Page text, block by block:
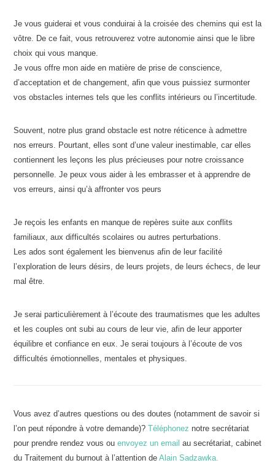
Je vous guiderai et vous conduirai à la croisée des chemins qui est la
vôtre. De ce fait, vous retrouverez votre autonomie ainsi que le libre
choix qui vous manque.
Je vous offre mon aide en matière de prise de conscience,
d’acceptation et de changement, afin que vous puissiez surmonter
vos obstacles internes tels que les conflits intérieurs ou l’incertitude.
Souvent, notre plus grand obstacle est notre réticence à admettre
nos erreurs. Pourtant, elles sont d’une valeur inestimable, car elles
contiennent les leçons les plus précieuses pour notre croissance
personnelle. Je peux vous aider à les embrasser et à apprendre de
vos erreurs, ainsi qu’à affronter vos peurs
Je reçois les enfants en manque de repères suite aux conflits
familiaux, aux difficultés scolaires ou autres perturbations.
Les ados sont également les bienvenus afin de leur facilité
l’exploration de leurs désirs, de leurs projets, de leurs échecs, de leur
mal être.
Je serai particulièrement à l’écoute des traumatismes que les adultes
et les couples ont subi au cours de leur vie, afin de leur apporter
équilibre et confiance en eux. Je serai toujours à l’écoute de vos
difficultés émotionnelles, mentales et physiques.
Vous avez d’autres questions ou des doutes (notamment de savoir si
l’on peut répondre à votre demande)? Téléphonez notre secrétariat
pour prendre rendez vous ou envoyez un email au secrétariat, cabinet
du Traitement du burnout à l’attention de Alain Sadzawka.